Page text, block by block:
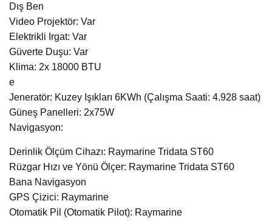
Dış Ben
Video Projektör: Var
Elektrikli Irgat: Var
Güverte Duşu: Var
Klima: 2x 18000 BTU
e
Jeneratör: Kuzey Işıkları 6KWh (Çalışma Saati: 4.928 saat)
Güneş Panelleri: 2x75W
Navigasyon:
Derinlik Ölçüm Cihazı: Raymarine Tridata ST60
Rüzgar Hızı ve Yönü Ölçer: Raymarine Tridata ST60
Bana Navigasyon
GPS Çizici: Raymarine
Otomatik Pil (Otomatik Pilot): Raymarine